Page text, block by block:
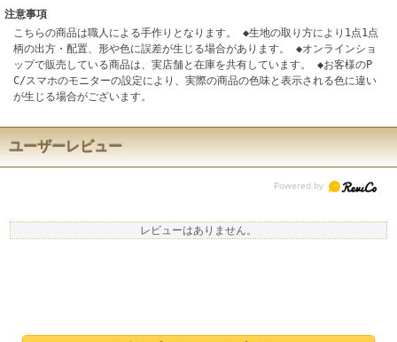
注意事項
こちらの商品は職人による手作りとなります。 ◆生地の取り方により1点1点
柄の出方・配置、形や色に誤差が生じる場合があります。 ◆オンラインショ
ップで販売している商品は、実店舗と在庫を共有しています。 ◆お客様のP
C/スマホのモニターの設定により、実際の商品の色味と表示される色に違い
が生じる場合がございます。
ユーザーレビュー
レビューはありません。